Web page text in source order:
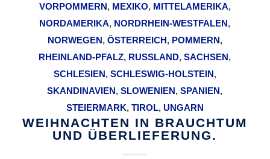
VORPOMMERN, MEXIKO, MITTELAMERIKA,
NORDAMERIKA, NORDRHEIN-WESTFALEN,
NORWEGEN, ÖSTERREICH, POMMERN,
RHEINLAND-PFALZ, RUSSLAND,SACHSEN,
SCHLESIEN, SCHLESWIG-HOLSTEIN,
SKANDINAVIEN,SLOWENIEN,SPANIEN,
STEIERMARK, TIROL, UNGARN
WEIHNACHTEN IN BRAUCHTUM
UND ÜBERLIEFERUNG.